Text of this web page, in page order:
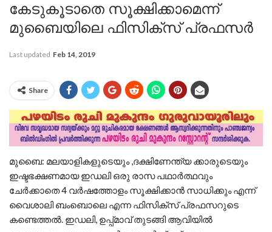
കേടുകൂടാതെ സൂക്ഷിക്കാമെന്ന്
മുബൈയിലെ ഫിസിക്സ് പ്രഫസർ
Last updated Feb 14, 2019
Share
മുബൈ: മലയാളികളുടെയും ,ദക്ഷിണേന്ത്യ ക്കാരുടെയും
ഇഷ്ടഭക്ഷണമായ ഇഡലി ഒരു രാസ പഥാര്‍ത്ഥവും
ചേര്‍ക്കാതെ 4 വര്‍ഷത്തോളം സൂക്ഷിക്കാന്‍ സാധിക്കും എന്ന്
വൈശാലി ബംബൊലെ എന്ന ഫിസിക്സ് പ്രഫസറുടെ
കണ്ടെത്തല്‍. ഇഡലി, ഉപ്പ്മാവ് തുടങ്ങി ആവിയില്‍